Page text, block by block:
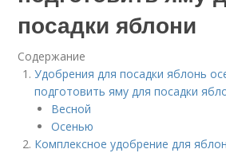
посадки яблони
Содержание
Удобрения для посадки яблонь
подготовить яму для посадки
Весной
Осенью
Комплексное удобрение для